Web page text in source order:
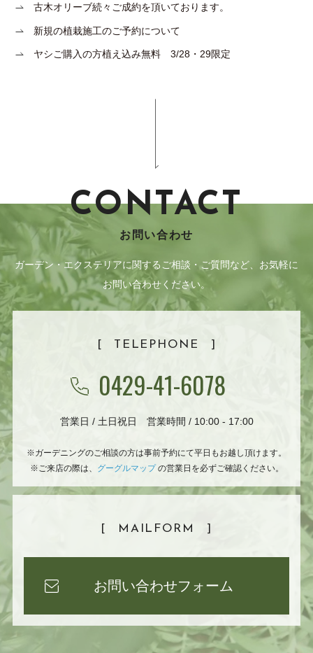
古木オリーブ続々ご成約を頂いております。
新規の植栽施工のご予約について
ヤシご購入の方植え込み無料 3/28・29限定
CONTACT
お問い合わせ
ガーデン・エクステリアに関するご相談・ご質問など、お気軽に
お問い合わせください。
[ TELEPHONE ]
0429-41-6078
営業日 / 土日祝日 営業時間 / 10:00 - 17:00
※ガーデニングのご相談の方は事前予約にて平日もお越し頂けます。
※ご来店の際は、
グーグルマップの営業日を必ずご確認ください。
[ MAILFORM ]
お問い合わせフォーム